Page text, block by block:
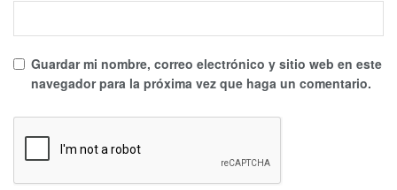
Guardar mi nombre, correo electrónico y sitio web en este
navegador para la próxima vez que haga un comentario.